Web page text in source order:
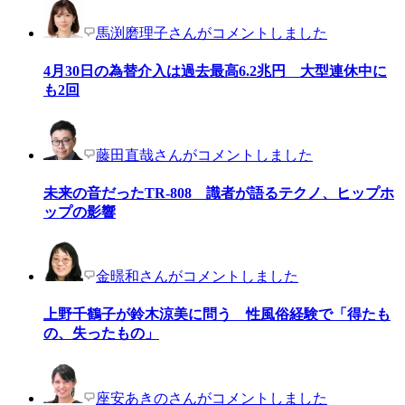
馬渕磨理子さんがコメントしました
4月30日の為替介入は過去最高6.2兆円 大型連休中に
も2回
藤田直哉さんがコメントしました
未来の音だったTR-808 識者が語るテクノ、ヒップホ
ップの影響
金暻和さんがコメントしました
上野千鶴子が鈴木涼美に問う 性風俗経験で「得たも
の、失ったもの」
座安あきのさんがコメントしました